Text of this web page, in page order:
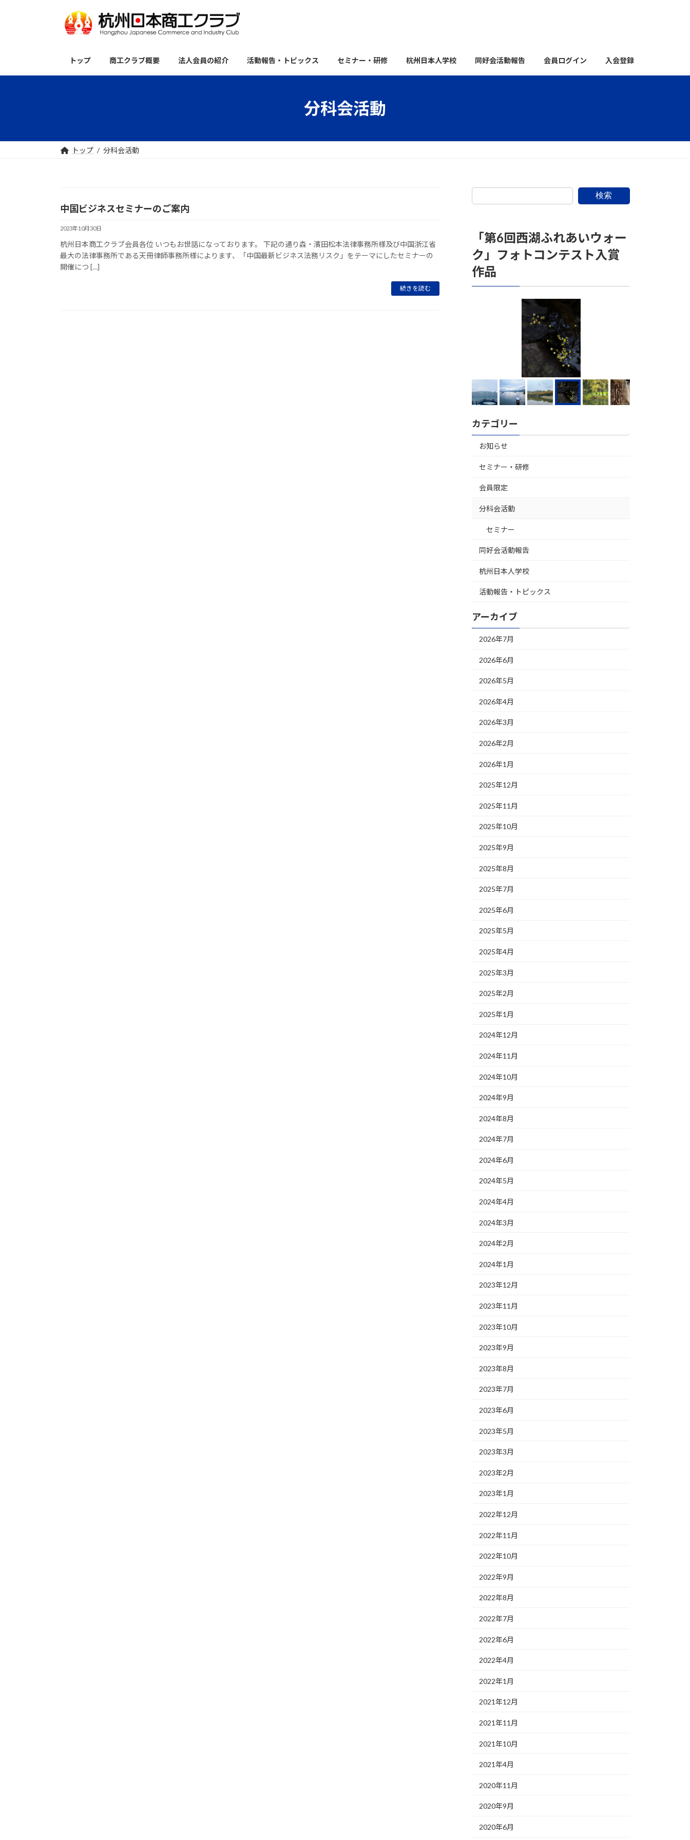
トップ 商工クラブ概要 法人会員の紹介 活動報告・トピックス セミナー・研修 杭州日本人学校 同好会活動報告 会員ログイン 入会登録
分科会活動
トップ 分科会活動
中国ビジネスセミナーのご案内
2023年10月30日
杭州日本商工クラブ会員各位 いつもお世話になっております。 下記の通り森・濱田松本法律事務所様及び中国浙江省
最大の法律事務所である天冊律師事務所様によります、「中国最新ビジネス法務リスク」をテーマにしたセミナーの
開催につ […]
続きを読む
検索
「第6回西湖ふれあいウォー
ク」フォトコンテスト入賞
作品
カテゴリー
お知らせ
セミナー・研修
会員限定
分科会活動
セミナー
同好会活動報告
杭州日本人学校
活動報告・トピックス
アーカイブ
2026年7月
2026年6月
2026年5月
2026年4月
2026年3月
2026年2月
2026年1月
2025年12月
2025年11月
2025年10月
2025年9月
2025年8月
2025年7月
2025年6月
2025年5月
2025年4月
2025年3月
2025年2月
2025年1月
2024年12月
2024年11月
2024年10月
2024年9月
2024年8月
2024年7月
2024年6月
2024年5月
2024年4月
2024年3月
2024年2月
2024年1月
2023年12月
2023年11月
2023年10月
2023年9月
2023年8月
2023年7月
2023年6月
2023年5月
2023年3月
2023年2月
2023年1月
2022年12月
2022年11月
2022年10月
2022年9月
2022年8月
2022年7月
2022年6月
2022年4月
2022年1月
2021年12月
2021年11月
2021年10月
2021年4月
2020年11月
2020年9月
2020年6月